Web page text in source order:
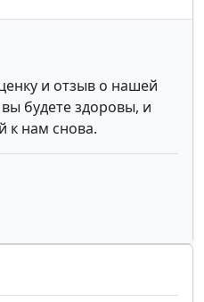
и отзыв о нашей
будете здоровы, и
к нам снова.